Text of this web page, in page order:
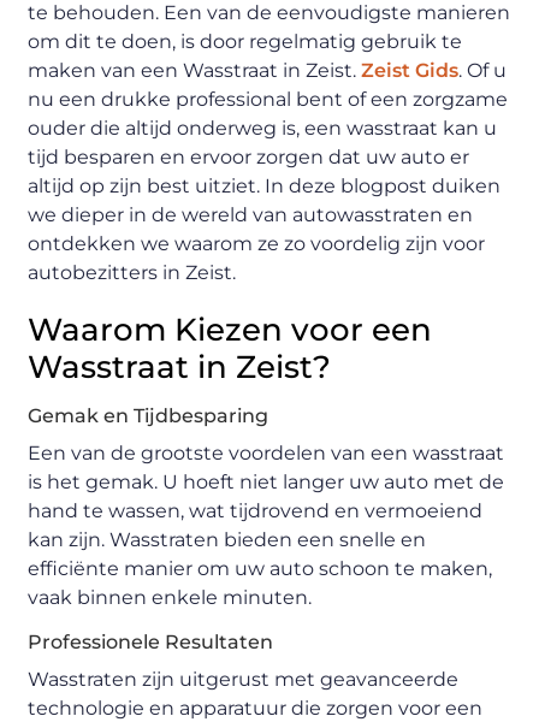
te behouden. Een van de eenvoudigste manieren
om dit te doen, is door regelmatig gebruik te
maken van een Wasstraat in Zeist.Zeist Gids. Of u
nu een drukke professional bent of een zorgzame
ouder die altijd onderweg is, een wasstraat kan u
tijd besparen en ervoor zorgen dat uw auto er
altijd op zijn best uitziet. In deze blogpost duiken
we dieper in de wereld van autowasstraten en
ontdekken we waarom ze zo voordelig zijn voor
autobezitters in Zeist.
Waarom Kiezen voor een
Wasstraat in Zeist?
Gemak en Tijdbesparing
Een van de grootste voordelen van een wasstraat
is het gemak. U hoeft niet langer uw auto met de
hand te wassen, wat tijdrovend en vermoeiend
kan zijn. Wasstraten bieden een snelle en
efficiënte manier om uw auto schoon te maken,
vaak binnen enkele minuten.
Professionele Resultaten
Wasstraten zijn uitgerust met geavanceerde
technologie en apparatuur die zorgen voor een